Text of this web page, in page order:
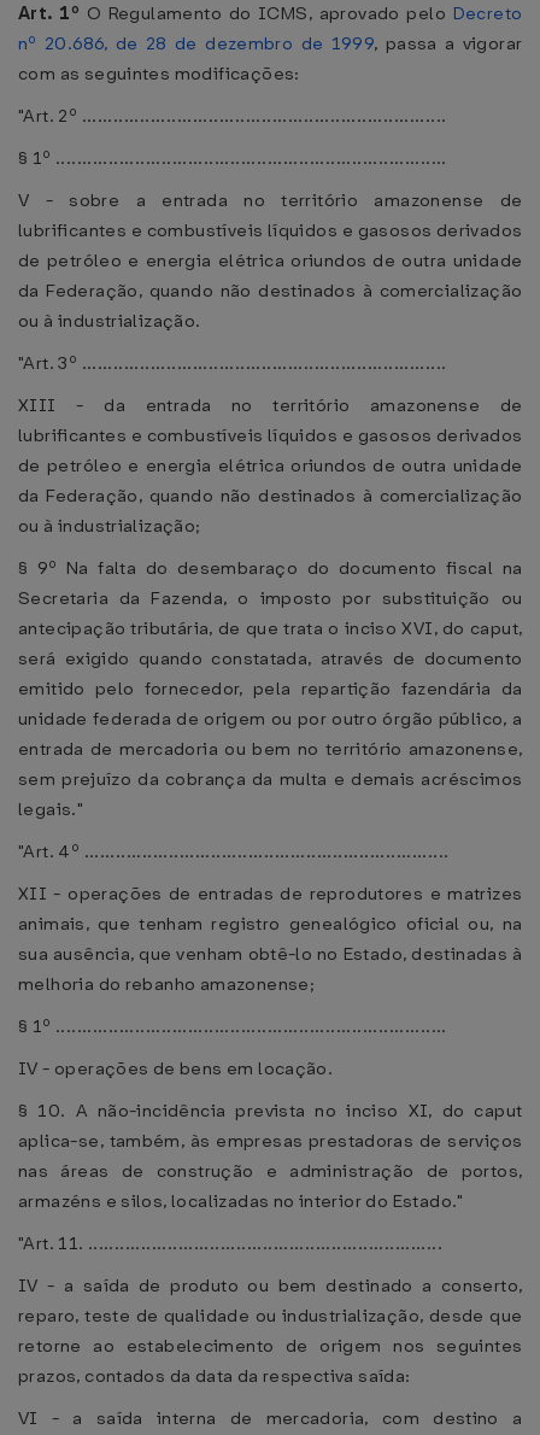
Art. 1º O Regulamento do ICMS, aprovado pelo Decreto
nº 20.686, de 28 de dezembro de 1999, passa a vigorar
com as seguintes modificações:
"Art. 2º .....................................................................
§ 1º ..........................................................................
V - sobre a entrada no território amazonense de
lubrificantes e combustíveis líquidos e gasosos derivados
de petróleo e energia elétrica oriundos de outra unidade
da Federação, quando não destinados à comercialização
ou à industrialização.
"Art. 3º .....................................................................
XIII - da entrada no território amazonense de
lubrificantes e combustíveis líquidos e gasosos derivados
de petróleo e energia elétrica oriundos de outra unidade
da Federação, quando não destinados à comercialização
ou à industrialização;
§ 9º Na falta do desembaraço do documento fiscal na
Secretaria da Fazenda, o imposto por substituição ou
antecipação tributária, de que trata o inciso XVI, do caput,
será exigido quando constatada, através de documento
emitido pelo fornecedor, pela repartição fazendária da
unidade federada de origem ou por outro órgão público, a
entrada de mercadoria ou bem no território amazonense,
sem prejuízo da cobrança da multa e demais acréscimos
legais."
"Art. 4º .....................................................................
XII - operações de entradas de reprodutores e matrizes
animais, que tenham registro genealógico oficial ou, na
sua ausência, que venham obtê-lo no Estado, destinadas à
melhoria do rebanho amazonense;
§ 1º ..........................................................................
IV - operações de bens em locação.
§ 10. A não-incidência prevista no inciso XI, do caput
aplica-se, também, às empresas prestadoras de serviços
nas áreas de construção e administração de portos,
armazéns e silos, localizadas no interior do Estado."
"Art. 11. ...................................................................
IV - a saída de produto ou bem destinado a conserto,
reparo, teste de qualidade ou industrialização, desde que
retorne ao estabelecimento de origem nos seguintes
prazos, contados da data da respectiva saída:
VI - a saída interna de mercadoria, com destino a